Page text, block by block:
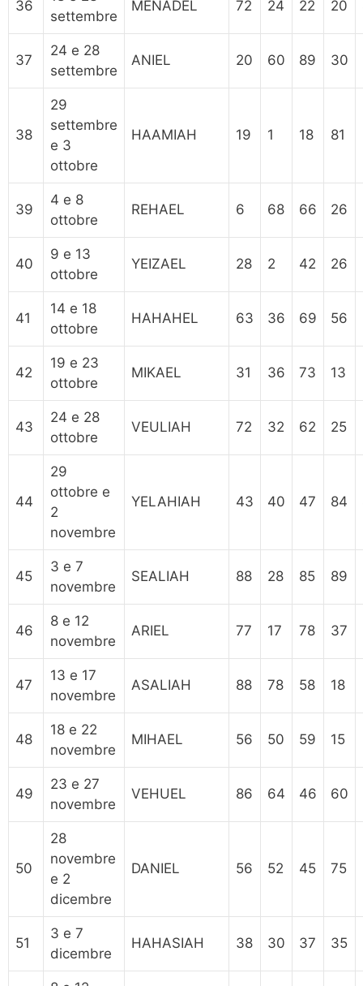
36
settembre
MENADEL 72 24 22 20
37
24 e 28
settembre
ANIEL 20 60 89 30
38
29
settembre
e 3
ottobre
HAAMIAH 19 1 18 81
39
4 e 8
ottobre
REHAEL 6 68 66 26
40
9 e 13
ottobre
YEIZAEL 28 2 42 26
41
14 e 18
ottobre
HAHAHEL 63 36 69 56
42
19 e 23
ottobre
MIKAEL 31 36 73 13
43
24 e 28
ottobre
VEULIAH 72 32 62 25
44
29
ottobre e
2
novembre
YELAHIAH 43 40 47 84
45
3 e 7
novembre
SEALIAH 88 28 85 89
46
8 e 12
novembre
ARIEL 77 17 78 37
47
13 e 17
novembre
ASALIAH 88 78 58 18
48
18 e 22
novembre
MIHAEL 56 50 59 15
49
23 e 27
novembre
VEHUEL 86 64 46 60
50
28
novembre
e 2
dicembre
DANIEL 56 52 45 75
51
3 e 7
dicembre
HAHASIAH 38 30 37 35